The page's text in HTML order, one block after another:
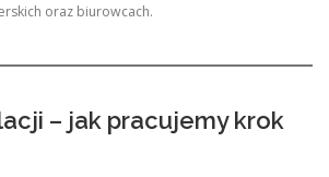
oraz biurowcach.
– jak pracujemy krok